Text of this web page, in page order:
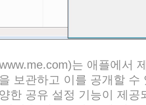
는 애플에서
보관하고 이를 공개할
한 공유 설정 기능이 제